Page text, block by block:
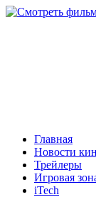
Skip
Primary
Menu
Главная
Новости
Трейлеры
Игровая
iTech